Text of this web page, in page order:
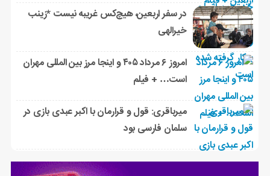
در سفر اربعین، هیچ‌کس غریبه نیست *زینب
خیرالهی
امروز ۶ مرداد ۴۰۵ و اینجا مرز بین المللی مهران
است… + فیلم
میرباقری: قول و قرارمان با اکبر عبدی بازی در
سلمان فارسی بود